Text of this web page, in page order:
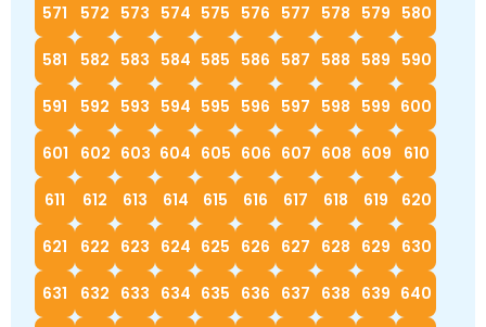
571 572 573 574 575 576 577 578 579 580
581 582 583 584 585 586 587 588 589 590
591 592 593 594 595 596 597 598 599 600
601 602 603 604 605 606 607 608 609 610
611 612 613 614 615 616 617 618 619 620
621 622 623 624 625 626 627 628 629 630
631 632 633 634 635 636 637 638 639 640